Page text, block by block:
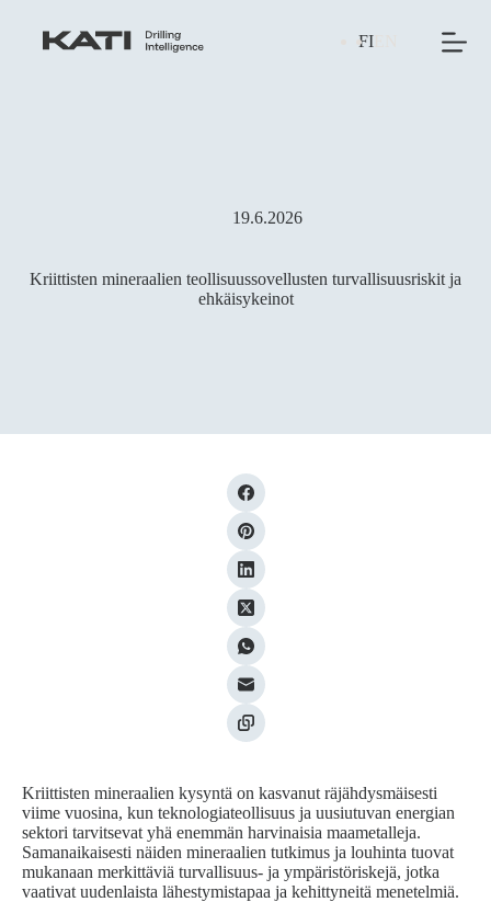
content
FIEN
19.6.2026
Kriittisten mineraalien teollisuussovellusten turvallisuusriskit ja
ehkäisykeinot
Kriittisten mineraalien kysyntä on kasvanut räjähdysmäisesti
viime vuosina, kun teknologiateollisuus ja uusiutuvan energian
sektori tarvitsevat yhä enemmän harvinaisia maametalleja.
Samanaikaisesti näiden mineraalien tutkimus ja louhinta tuovat
mukanaan merkittäviä turvallisuus- ja ympäristöriskejä, jotka
vaativat uudenlaista lähestymistapaa ja kehittyneitä menetelmiä.